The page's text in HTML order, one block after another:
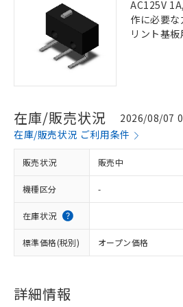
AC125V
作に必要
リント基
在庫/販売状況
2026/08/07
在庫/販売状況 ご利用条件
販売状況 販売中
機種区分 -
在庫状況
標準価格(税別) オープン価格
詳細情報